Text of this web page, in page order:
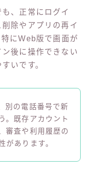
、正常にログイ
除やアプリの再イ
にWeb版で画面が
後に操作できない
いです。
別の電話番号で新
。既存アカウント
審査や利用履歴の
があります。